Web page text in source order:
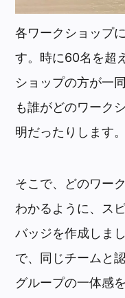
各ワークショップ
す。時に60名を超
ショップの方が一
も誰がどのワーク
明だったりします。
そこで、どのワー
わかるように、ス
バッジを作成しま
で、同じチームと
グループの一体感